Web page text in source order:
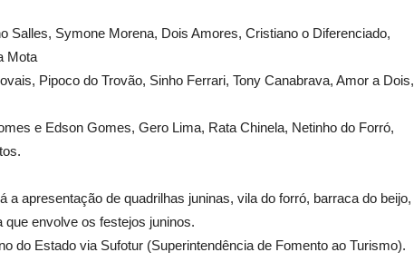
Salles, Symone Morena, Dois Amores, Cristiano o Diferenciado,
Mota
Pipoco do Trovão, Sinho Ferrari, Tony Canabrava, Amor a Dois,
e Edson Gomes, Gero Lima, Rata Chinela, Netinho do Forró,
a apresentação de quadrilhas juninas, vila do forró, barraca do beijo,
envolve os festejos juninos.
do Estado via Sufotur (Superintendência de Fomento ao Turismo).